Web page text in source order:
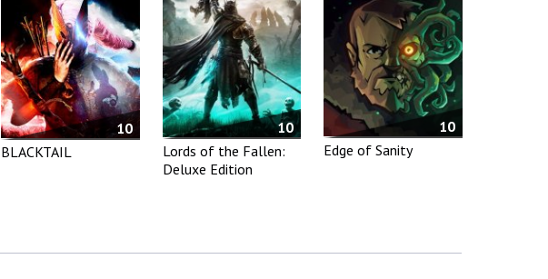
10
BLACKTAIL
10
Lords of the Fallen:
Deluxe Edition
10
Edge of Sanity